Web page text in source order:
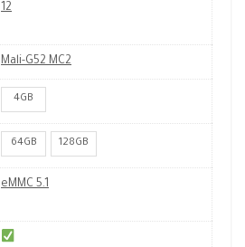
12
Mali-G52 MC2
4GB
64GB 128GB
eMMC 5.1